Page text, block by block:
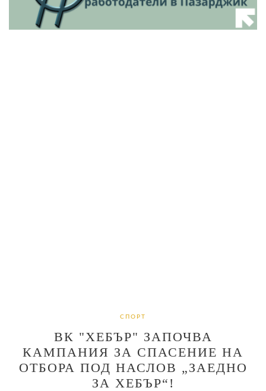
СПОРТ
ВК "ХЕБЪР" ЗАПОЧВА
КАМПАНИЯ ЗА СПАСЕНИЕ НА
ОТБОРА ПОД НАСЛОВ „ЗАЕДНО
ЗА ХЕБЪР“!